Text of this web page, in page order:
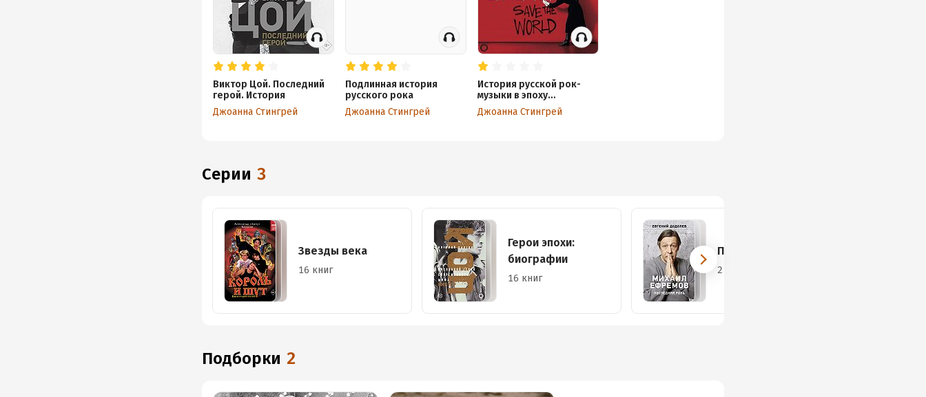
Виктор Цой. Последний
герой. История
Джоанна Стингрей
Подлинная история
руccкого рока
Джоанна Стингрей
История русской рок-
музыки в эпоху
потрясений и перемен
Джоанна Стингрей
Серии 3
Звезды века
16 книг
Герои эпохи:
биографии
16 книг
Персона (АСТ)
2 книги
Подборки 2